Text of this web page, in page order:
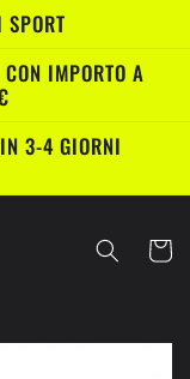
SPORT
IMPORTO A
3-4 GIORNI
Carrello